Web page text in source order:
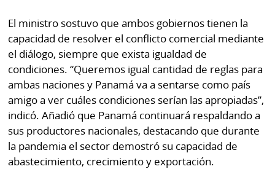
El ministro sostuvo que ambos gobiernos tienen la
capacidad de resolver el conflicto comercial mediante
el diálogo, siempre que exista igualdad de
condiciones. “Queremos igual cantidad de reglas para
ambas naciones y Panamá va a sentarse como país
amigo a ver cuáles condiciones serían las apropiadas”,
indicó. Añadió que Panamá continuará respaldando a
sus productores nacionales, destacando que durante
la pandemia el sector demostró su capacidad de
abastecimiento, crecimiento y exportación.